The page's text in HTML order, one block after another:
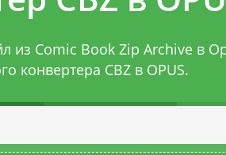
из Comic Book Zip Archive в
конвертера CBZ в OPUS.